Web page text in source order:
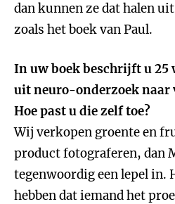
dan kunnen ze dat halen
zoals het boek van Paul.
In uw boek beschrijft u 25
uit neuro-onderzoek naar
Hoe past u die zelf toe?
Wij verkopen groente en
product fotograferen, dan
tegenwoordig een lepel
hebben dat iemand het